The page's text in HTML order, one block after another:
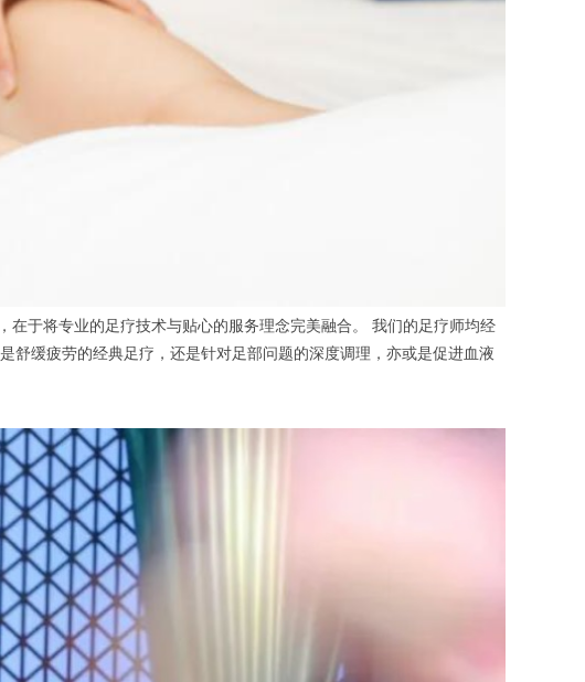
于将专业的足疗技术与贴心的服务理念完美融合。 我们的足疗师均经
舒缓疲劳的经典足疗，还是针对足部问题的深度调理，亦或是促进血液